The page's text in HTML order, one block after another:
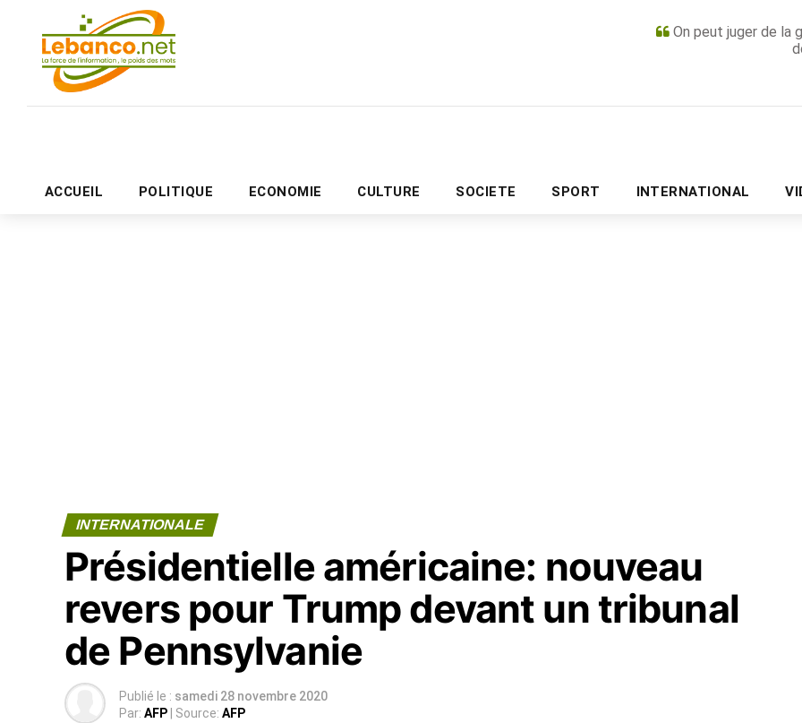
On peut juger de la
ACCUEIL POLITIQUE ECONOMIE CULTURE SOCIETE SPORT INTERNATIONAL
PUBLICITÉ
INTERNATIONALE
Présidentielle américaine: nouveau
revers pour Trump devant un tribunal
de Pennsylvanie
Publié le : samedi 28 novembre 2020
Par: AFP | Source: AFP